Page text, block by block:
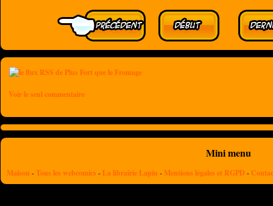
Voir le seul commentaire
Mini menu
Maison -Tous les webcomics - La librairie Lapin - Mentions légales et RGPD -